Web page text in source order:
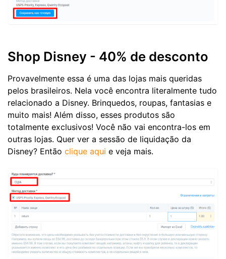
Shop Disney - 40% de desconto
Provavelmente essa é uma das lojas mais queridas
pelos brasileiros. Nela você encontra literalmente tudo
relacionado a Disney. Brinquedos, roupas, fantasias e
muito mais! Além disso, esses produtos são
totalmente exclusivos! Você não vai encontra-los em
outras lojas. Quer ver a sessão de liquidação da
Disney? Então clique aqui e veja mais.